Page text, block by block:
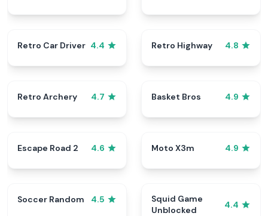
Retro Car Driver 4.4 Retro Highway 4.8
Retro Archery 4.7 Basket Bros 4.9
Escape Road 2 4.6 Moto X3m 4.9
Soccer Random 4.5
Squid Game
Unblocked
4.4